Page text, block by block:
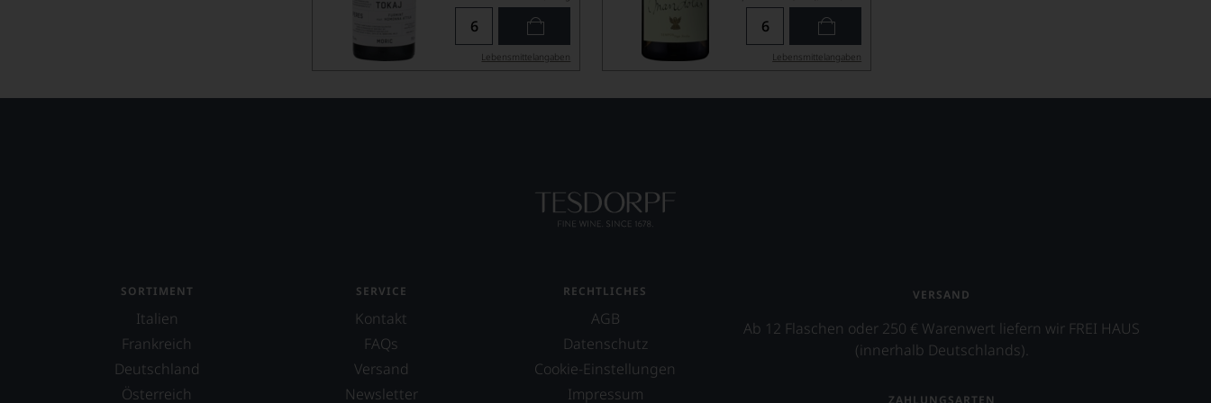
Lebensmittel­angaben Lebensmittel­angaben
SORTIMENT
Italien
Frankreich
Deutschland
Österreich
SERVICE
Kontakt
FAQs
Versand
Newsletter
RECHTLICHES
AGB
Datenschutz
Cookie-Einstellungen
Impressum
VERSAND
Ab 12 Flaschen oder 250 € Warenwert liefern wir FREI HAUS
(innerhalb Deutschlands).
ZAHLUNGSARTEN